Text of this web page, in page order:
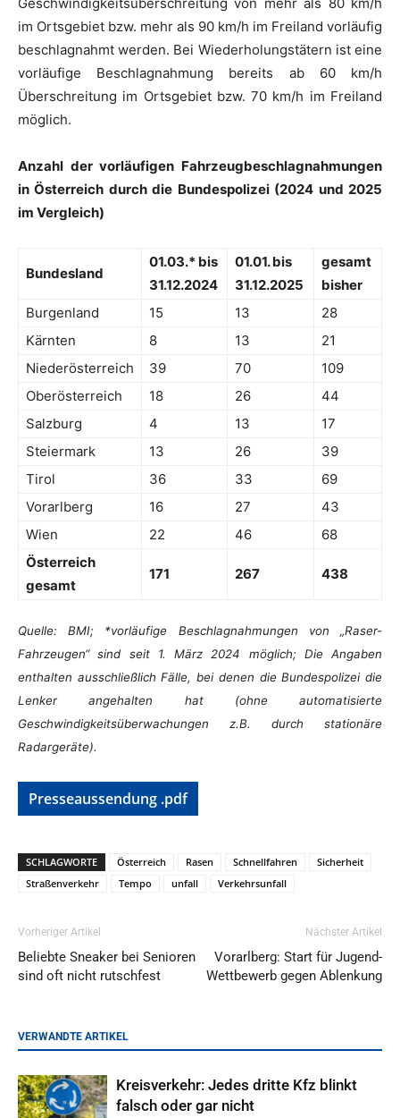
im Ortsgebiet bzw. mehr als 90 km/h im Freiland vorläufig
beschlagnahmt werden. Bei Wiederholungstätern ist eine
vorläufige Beschlagnahmung bereits ab 60 km/h
Überschreitung im Ortsgebiet bzw. 70 km/h im Freiland
möglich.
Anzahl der vorläufigen Fahrzeugbeschlagnahmungen
in Österreich durch die Bundespolizei (2024 und 2025
im Vergleich)
Bundesland
01.03.* bis
31.12.2024
01.01. bis
31.12.2025
gesamt
bisher
Burgenland
15 13
28
Kärnten
8 13
21
Niederösterreich
39 70
109
Oberösterreich
18 26
44
Salzburg
4 13
17
Steiermark
13 26
39
Tirol
36 33
69
Vorarlberg
16 27
43
Wien
22 46
68
Österreich
gesamt
171 267 438
Quelle: BMI; *vorläufige Beschlagnahmungen von „Raser-
Fahrzeugen“ sind seit 1. März 2024 möglich; Die Angaben
enthalten ausschließlich Fälle, bei denen die Bundespolizei die
Lenker angehalten hat (ohne automatisierte
Geschwindigkeitsüberwachungen z.B. durch stationäre
Radargeräte).
Presseaussendung .pdf
SCHLAGWORTE Österreich Rasen Schnellfahren
Sicherheit
Straßenverkehr
Tempo unfall Verkehrsunfall
Vorheriger Artikel
Beliebte Sneaker bei Senioren
sind oft nicht rutschfest
Nächster Artikel
Vorarlberg: Start für Jugend-
Wettbewerb gegen Ablenkung
VERWANDTE ARTIKEL
Kreisverkehr: Jedes dritte Kfz blinkt
falsch oder gar nicht